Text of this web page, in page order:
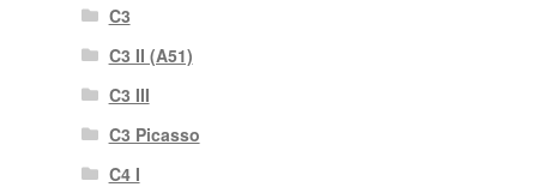
C3
C3 II (A51)
C3 III
C3 Picasso
C4 I